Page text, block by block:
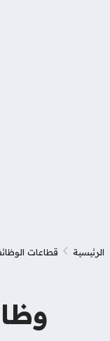
الرئيسية قطاعات